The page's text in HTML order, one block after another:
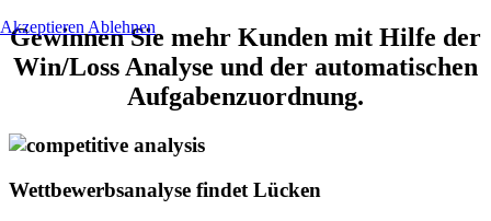
Gewinnen Sie mehr Kunden mit Hilfe der
Win/Loss Analyse und der automatischen
Aufgabenzuordnung.
Wettbewerbsanalyse findet Lücken
Akzeptieren Ablehnen